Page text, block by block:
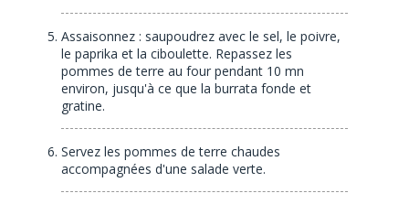
Assaisonnez : saupoudrez avec le sel, le poivre,
le paprika et la ciboulette. Repassez les
pommes de terre au four pendant 10 mn
environ, jusqu'à ce que la burrata fonde et
gratine.
Servez les pommes de terre chaudes
accompagnées d'une salade verte.